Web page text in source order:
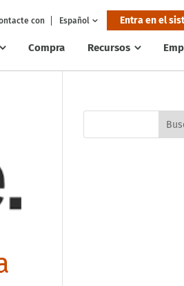
con Español Entra en el
Compra Recursos